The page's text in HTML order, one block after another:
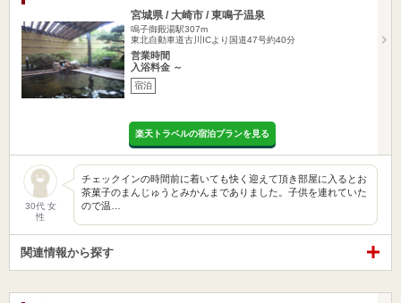
宮城県 / 大崎市 / 東鳴子温泉
鳴子御殿湯駅307m
東北自動車道古川ICより国道47号約40分
営業時間
入浴料金 ～
宿泊
楽天トラベルの宿泊プランを見る
30代 女
性
チェックインの時間前に着いても快く迎えて頂き部屋に入るとお
茶菓子のまんじゅうとみかんまでありました。子供を連れていた
ので温…
関連情報から探す